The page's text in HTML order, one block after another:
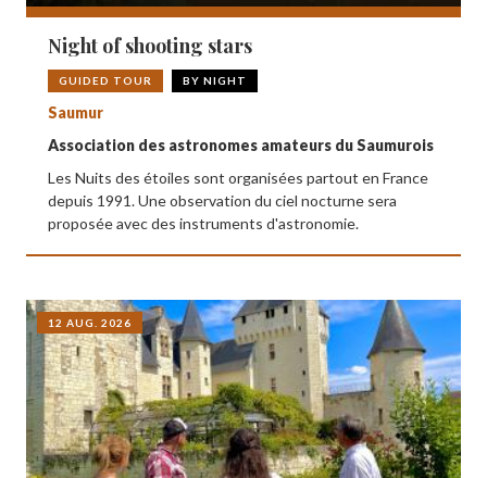
Night of shooting stars
GUIDED TOUR BY NIGHT
Saumur
Association des astronomes amateurs du Saumurois
Les Nuits des étoiles sont organisées partout en France
depuis 1991. Une observation du ciel nocturne sera
proposée avec des instruments d'astronomie.
12 AUG. 2026